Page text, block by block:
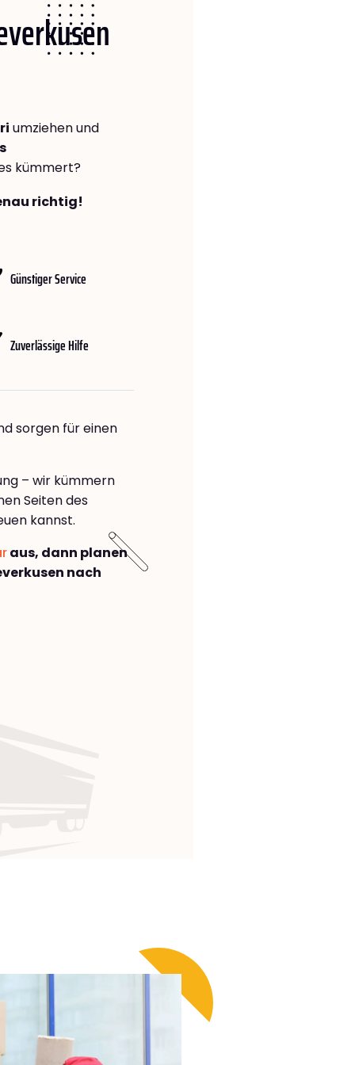
umziehen und
kümmert?
richtig!
Günstiger Service
Zuverlässige Hilfe
sorgen für einen
– wir kümmern
Seiten des
kannst.
aus, dann planen
nach